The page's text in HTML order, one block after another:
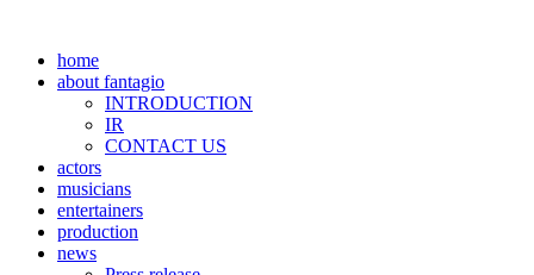
home
about fantagio
INTRODUCTION
IR
CONTACT US
actors
musicians
entertainers
production
news